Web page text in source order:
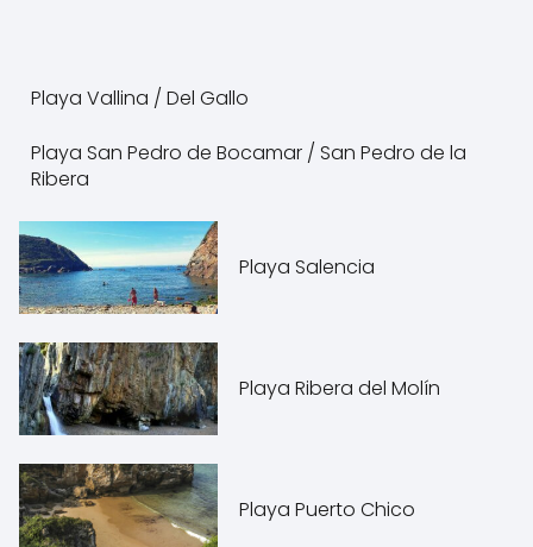
Playa Vallina / Del Gallo
Playa San Pedro de Bocamar / San Pedro de la
Ribera
Playa Salencia
Playa Ribera del Molín
Playa Puerto Chico